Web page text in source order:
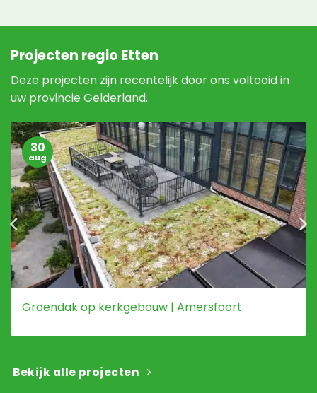
Projecten regio Etten
Deze projecten zijn recentelijk door ons voltooid in
uw provincie Gelderland.
Groendak op kerkgebouw | Amersfoort
30
aug
Bekijk alle projecten